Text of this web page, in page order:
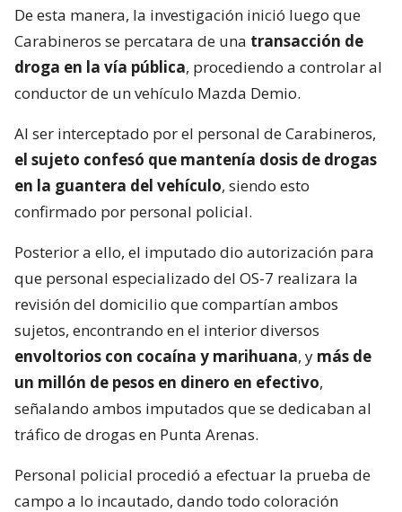
De esta manera, la investigación inició luego que
Carabineros se percatara de una transacción de
droga en la vía pública, procediendo a controlar al
conductor de un vehículo Mazda Demio.
Al ser interceptado por el personal de Carabineros,
el sujeto confesó que mantenía dosis de drogas
en la guantera del vehículo, siendo esto
confirmado por personal policial.
Posterior a ello, el imputado dio autorización para
que personal especializado del OS-7 realizara la
revisión del domicilio que compartían ambos
sujetos, encontrando en el interior diversos
envoltorios con cocaína y marihuana, y más de
un millón de pesos en dinero en efectivo,
señalando ambos imputados que se dedicaban al
tráfico de drogas en Punta Arenas.
Personal policial procedió a efectuar la prueba de
campo a lo incautado, dando todo coloración